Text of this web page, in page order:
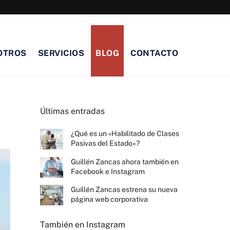
SERVICIOS BLOG CONTACTO
Últimas entradas
¿Qué es un «Habilitado de Clases
Pasivas del Estado»?
Guillén Zancas ahora también en
Facebook e Instagram
Guillén Zancas estrena su nueva
página web corporativa
También en Instagram